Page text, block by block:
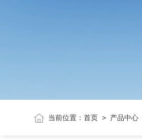
当前位置：首页 > 产品中心